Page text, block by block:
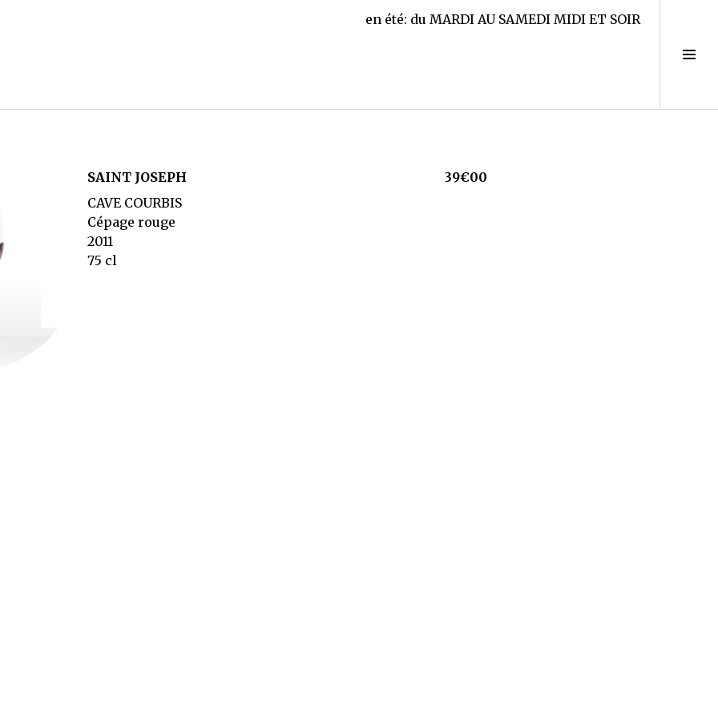
en été: du MARDI AU SAMEDI MIDI ET SOIR
SAINT JOSEPH
39€00
CAVE COURBIS
Cépage rouge
2011
75 cl